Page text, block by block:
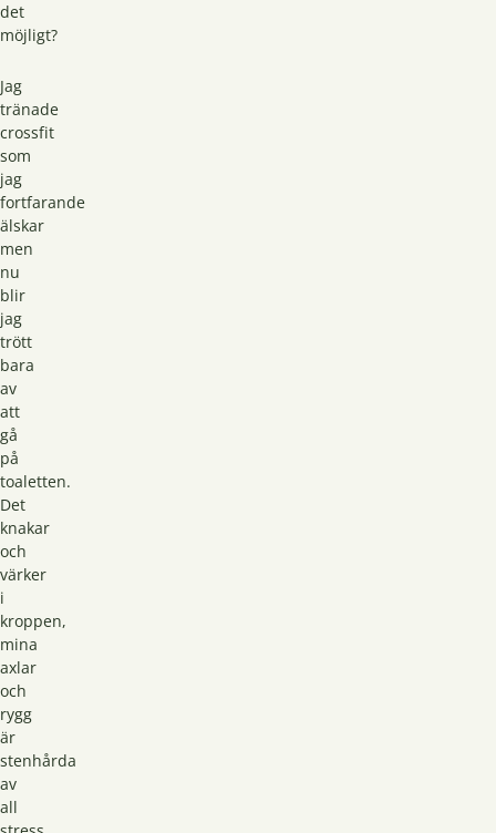
det
möjligt?
Jag
tränade
crossfit
som
jag
fortfarande
älskar
men
nu
blir
jag
trött
bara
av
att
gå
på
toaletten.
Det
knakar
och
värker
i
kroppen,
mina
axlar
och
rygg
är
stenhårda
av
all